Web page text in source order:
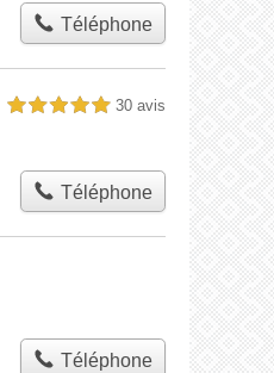
Téléphone
5,0 étoiles sur 5 30 avis
Téléphone
Téléphone